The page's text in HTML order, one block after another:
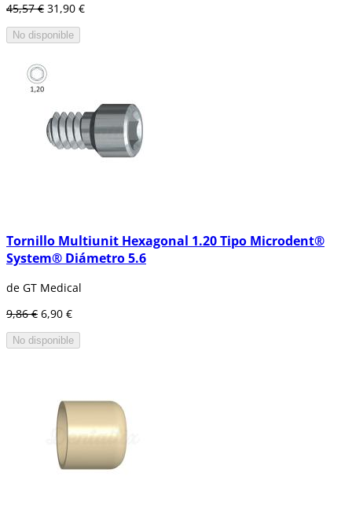
45,57 € 31,90 €
No disponible
Tornillo Multiunit Hexagonal 1.20 Tipo Microdent®
System® Diámetro 5.6
de GT Medical
9,86 € 6,90 €
No disponible